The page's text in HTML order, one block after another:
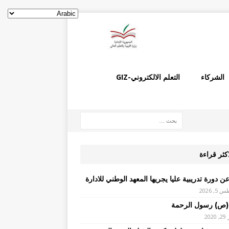
الشركاء التعلم الالكتروني-GIZ
قراءة
دورة تدريبية عليا يجريها المعهد الوطني للادارة
2026
رسول الرحمة